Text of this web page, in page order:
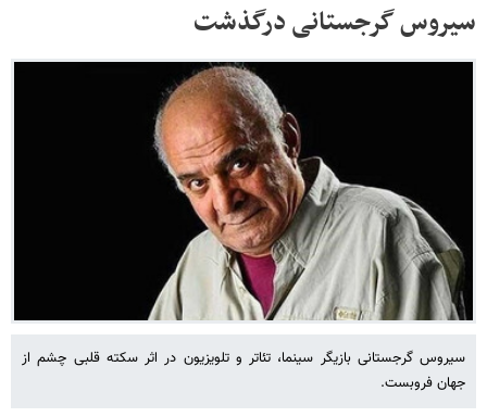
سیروس گرجستانی درگذشت
سیروس گرجستانی بازیگر سینما، تئاتر و تلویزیون در اثر سکته قلبی چشم از
جهان فروبست.